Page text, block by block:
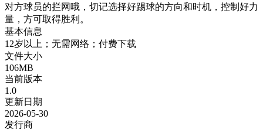
对方球员的拦网哦，切记选择好踢球的方向和时机，控制好力
量，方可取得胜利。
基本信息
12岁以上；无需网络；付费下载
文件大小
106MB
当前版本
1.0
更新日期
2026-05-30
发行商